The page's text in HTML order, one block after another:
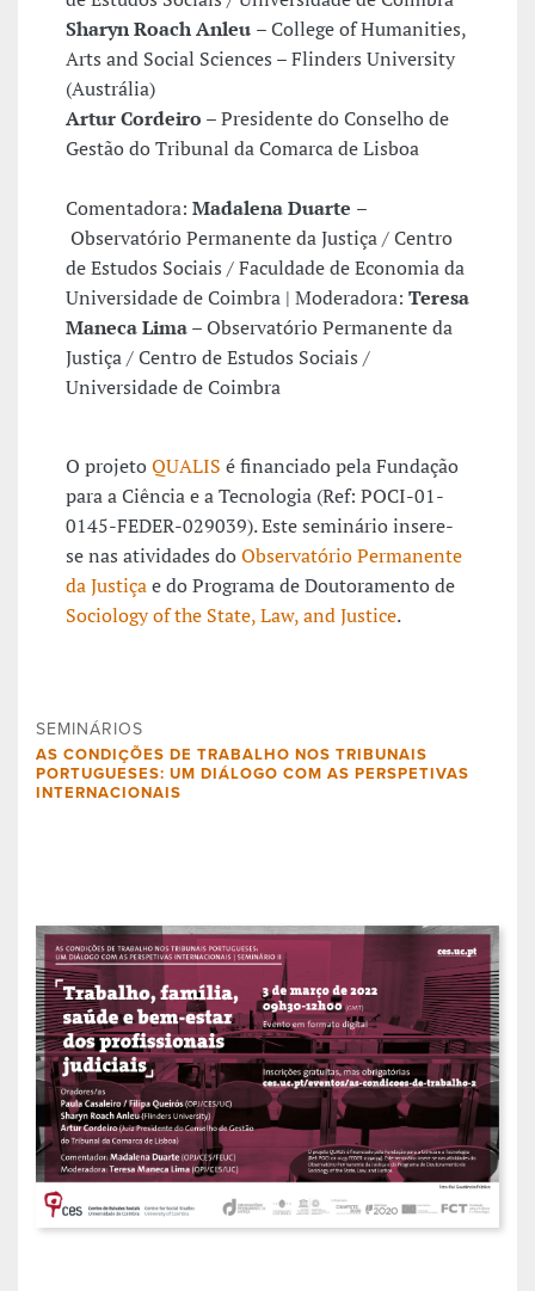
Sharyn Roach Anleu – College of Humanities,
Arts and Social Sciences – Flinders University
(Austrália)
Artur Cordeiro – Presidente do Conselho de
Gestão do Tribunal da Comarca de Lisboa
Comentadora: Madalena Duarte –
Observatório Permanente da Justiça / Centro
de Estudos Sociais / Faculdade de Economia da
Universidade de Coimbra | Moderadora: Teresa
Maneca Lima– Observatório Permanente da
Justiça / Centro de Estudos Sociais /
Universidade de Coimbra
O projetoQUALIS é financiado pela Fundação
para a Ciência e a Tecnologia (Ref: POCI-01-
0145-FEDER-029039). Este seminário insere-
se nas atividades doObservatório Permanente
da Justiçae do Programa de Doutoramento de
Sociology of the State, Law, and Justice.
SEMINÁRIOS
AS CONDIÇÕES DE TRABALHO NOS TRIBUNAIS
PORTUGUESES: UM DIÁLOGO COM AS PERSPETIVAS
INTERNACIONAIS